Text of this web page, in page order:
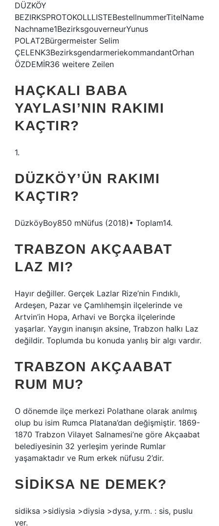
DÜZKÖY
BEZIRKSPROTOKOLLLISTEBestellnummerTitelName
Nachname1BezirksgouverneurYunus
POLAT2Bürgermeister Selim
ÇELENK3BezirksgendarmeriekommandantOrhan
ÖZDEMİR36 weitere Zeilen
HAÇKALI BABA
YAYLASI’NIN RAKIMI
KAÇTIR?
1.
DÜZKÖY’ÜN RAKIMI
KAÇTIR?
DüzköyBoy850 mNüfus (2018)• Toplam14.
TRABZON AKÇAABAT
LAZ MI?
Hayır değiller. Gerçek Lazlar Rize’nin Fındıklı,
Ardeşen, Pazar ve Çamlıhemşin ilçelerinde ve
Artvin’in Hopa, Arhavi ve Borçka ilçelerinde
yaşarlar. Yaygın inanışın aksine, Trabzon halkı Laz
değildir. Toplumda bu konuda yanlış bir algı vardır.
TRABZON AKÇAABAT
RUM MU?
O dönemde ilçe merkezi Polathane olarak anılmış
olup bu isim Rumca Platana’dan değişmiştir. 1869-
1870 Trabzon Vilayet Salnamesi’ne göre Akçaabat
belediyesinin 32 yerleşim yerinde Rumlar
yaşamaktadır ve Rum erkek nüfusu 2’dir.
SIDIKSA NE DEMEK?
sidiksa >sidiysia >diysia >dysa, y.rm. : sis, puslu
yer.